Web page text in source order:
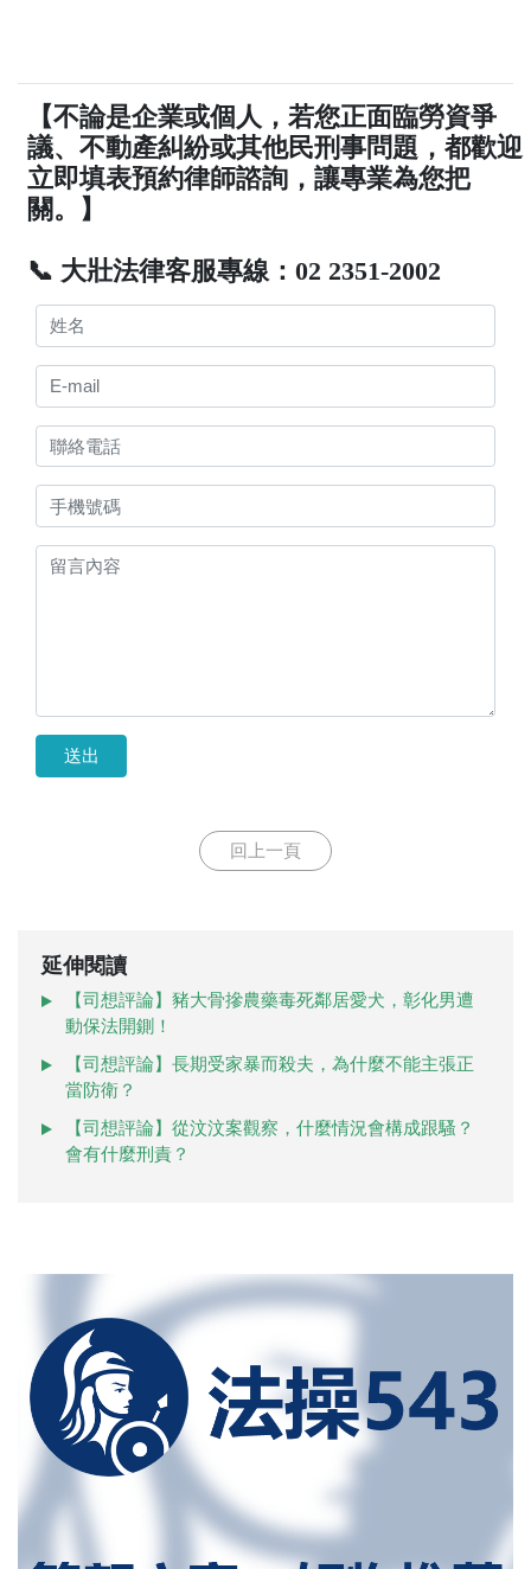
【不論是企業或個人，若您正面臨勞資爭
議、不動產糾紛或其他民刑事問題，都歡迎
立即填表預約律師諮詢，讓專業為您把
關。】
📞 大壯法律客服專線：02 2351-2002
送出
回上一頁
延伸閱讀
【司想評論】豬大骨摻農藥毒死鄰居愛犬，彰化男遭
動保法開鍘！
【司想評論】長期受家暴而殺夫，為什麼不能主張正
當防衛？
【司想評論】從汶汶案觀察，什麼情況會構成跟騷？
會有什麼刑責？